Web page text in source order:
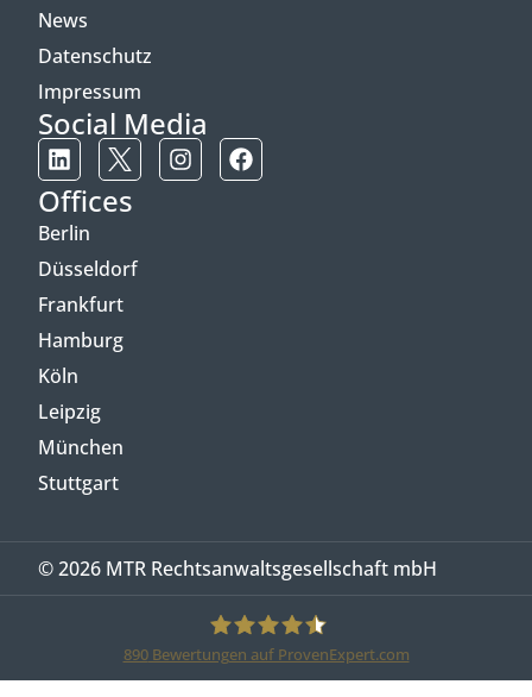
News
Datenschutz
Impressum
Social Media
Offices
Berlin
Düsseldorf
Frankfurt
Hamburg
Köln
Leipzig
München
Stuttgart
© 2026 MTR Rechtsanwaltsgesellschaft mbH
890Bewertungen auf ProvenExpert.com